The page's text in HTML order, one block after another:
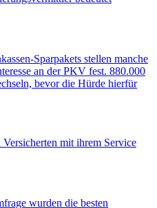
Sparpakets stellen manche
an der PKV fest. 880.000
bevor die Hürde hierfür
mit ihrem Service
wurden die besten